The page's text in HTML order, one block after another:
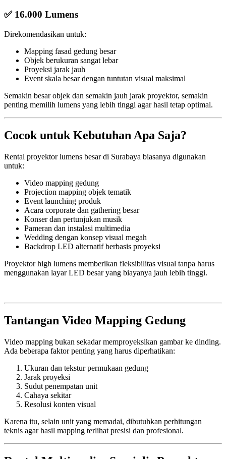
✅ 16.000 Lumens
Direkomendasikan untuk:
Mapping fasad gedung besar
Objek berukuran sangat lebar
Proyeksi jarak jauh
Event skala besar dengan tuntutan visual maksimal
Semakin besar objek dan semakin jauh jarak proyektor, semakin
penting memilih lumens yang lebih tinggi agar hasil tetap optimal.
Cocok untuk Kebutuhan Apa Saja?
Rental proyektor lumens besar di Surabaya biasanya digunakan
untuk:
Video mapping gedung
Projection mapping objek tematik
Event launching produk
Acara corporate dan gathering besar
Konser dan pertunjukan musik
Pameran dan instalasi multimedia
Wedding dengan konsep visual megah
Backdrop LED alternatif berbasis proyeksi
Proyektor high lumens memberikan fleksibilitas visual tanpa harus
menggunakan layar LED besar yang biayanya jauh lebih tinggi.
Tantangan Video Mapping Gedung
Video mapping bukan sekadar memproyeksikan gambar ke dinding.
Ada beberapa faktor penting yang harus diperhatikan:
Ukuran dan tekstur permukaan gedung
Jarak proyeksi
Sudut penempatan unit
Cahaya sekitar
Resolusi konten visual
Karena itu, selain unit yang memadai, dibutuhkan perhitungan
teknis agar hasil mapping terlihat presisi dan profesional.